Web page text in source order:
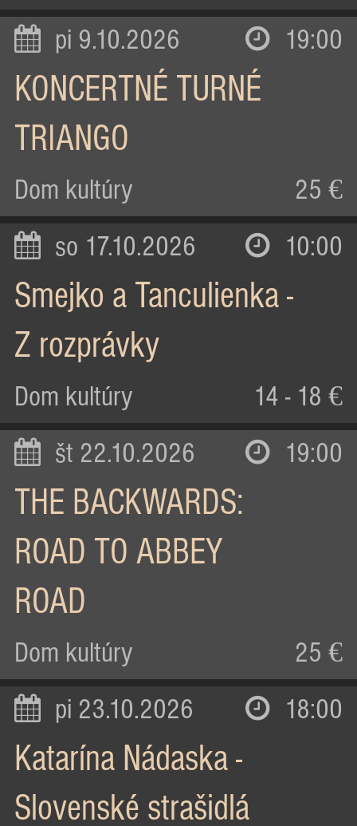
pi 9.10.2026 19:00
KONCERTNÉ TURNÉ
TRIANGO
Dom kultúry 25 €
so 17.10.2026 10:00
Smejko a Tanculienka -
Z rozprávky
Dom kultúry 14 - 18 €
št 22.10.2026 19:00
THE BACKWARDS:
ROAD TO ABBEY
ROAD
Dom kultúry 25 €
pi 23.10.2026 18:00
Katarína Nádaska -
Slovenské strašidlá